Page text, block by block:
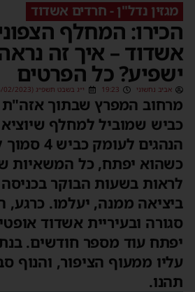
מגזין נדל"ן - חרדים אשדוד
המחלף
– איך זה נראה
כל הפרטים
אביב נחשוני 19:23 י״ג בשבט תשפ״ג (04/02/2023)
המפרץ שבתוך אזה"ת
שמוביל למחלף שיוציא
הנהגים לעומק
יפתח, כל המשאיות
בשעות הבוקר בכניסה
ממנה, יעלמו. כרגע,
ובעיריית אשדוד
עוד מספר חודשים.
ממעוף הציפור, והנוף